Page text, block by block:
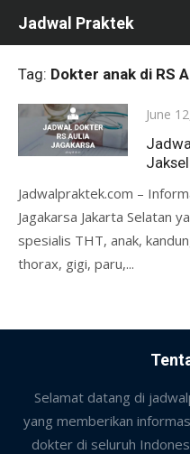
Jadwal Praktek
Tag: Dokter anak di RS
Posted
on
June
Jaksel
Jadwalpraktek.com –
Jagakarsa Jakarta Selatan
spesialis THT, anak,
thorax, gigi, paru,...
Selamat datang di
yang memberikan
dokter di seluruh